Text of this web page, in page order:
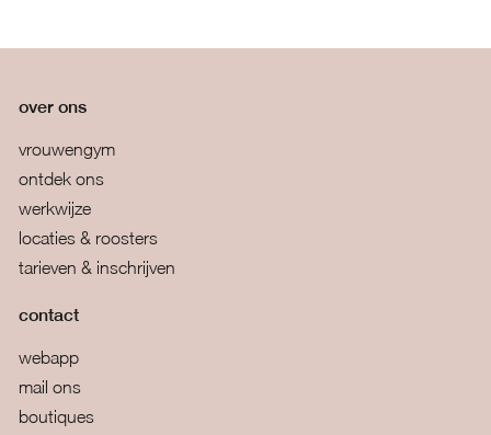
over ons
vrouwengym
ontdek ons
werkwijze
locaties & roosters
tarieven & inschrijven
contact
webapp
mail ons
boutiques